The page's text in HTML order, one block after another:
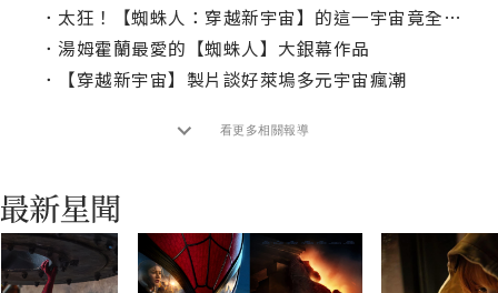
． 太狂！【蜘蛛人：穿越新宇宙】的這一宇宙竟全來自14歲高中生之手！
． 湯姆霍蘭最愛的【蜘蛛人】大銀幕作品
．
【穿越新宇宙】製片談好萊塢多元宇宙瘋潮
看更多相關報導